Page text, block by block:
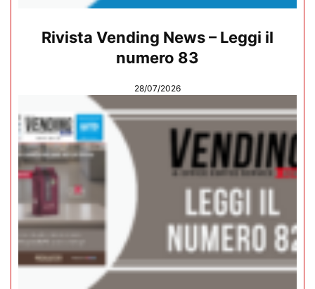
Rivista Vending News – Leggi il
numero 83
28/07/2026